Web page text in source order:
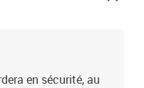
d'air douce, ce qui
avec revêtement argenté,
du mât : 22/25
en sécurité, au